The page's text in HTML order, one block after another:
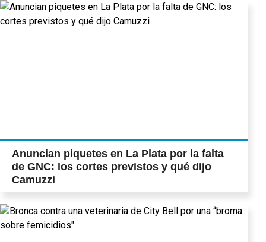
Anuncian piquetes en La Plata por la falta
de GNC: los cortes previstos y qué dijo
Camuzzi